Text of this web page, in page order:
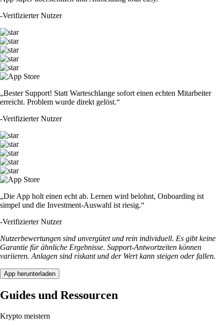
-Verifizierter Nutzer
„Bester Support! Statt Warteschlange sofort einen echten Mitarbeiter
erreicht. Problem wurde direkt gelöst.“
-Verifizierter Nutzer
„Die App holt einen echt ab. Lernen wird belohnt, Onboarding ist
simpel und die Investment-Auswahl ist riesig.“
-Verifizierter Nutzer
Nutzerbewertungen sind unvergütet und rein individuell. Es gibt keine
Garantie für ähnliche Ergebnisse. Support-Antwortzeiten können
variieren. Anlagen sind riskant und der Wert kann steigen oder fallen.
App herunterladen
Guides und Ressourcen
Krypto meistern